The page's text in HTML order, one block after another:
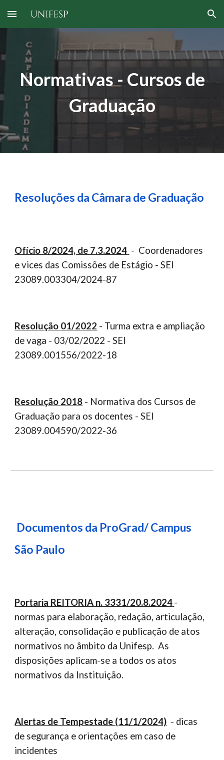
Skip to main content Skip to navigation
Normativas - Cursos de
Graduação
Resoluções da Câmara de Graduação
Ofício 8/2024, de 7.3.2024 - Coordenadores
e vices das Comissões de Estágio - SEI
23089.003304/2024-87
Resolução 01/2022 - Turma extra e ampliação
de vaga - 03/02/2022 - SEI
23089.001556/2022-18
Resolução 2018 - Normativa dos Cursos de
Graduação para os docentes - SEI
23089.004590/2022-36
Documentos da ProGrad/ Campus
São Paulo
Portaria REITORIA n. 3331/20.8.2024-
normas para elaboração, redação, articulação,
alteração, consolidação e publicação de atos
normativos no âmbito da Unifesp. As
disposições aplicam-se a todos os atos
normativos da Instituição.
Alertas de Tempestade (11/1/2024) - dicas
de segurança e orientações em caso de
incidentes